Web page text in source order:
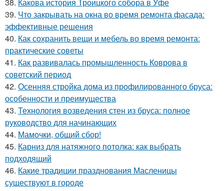
39. Что закрывать на окна во время ремонта фасада:
эффективные решения
40. Как сохранить вещи и мебель во время ремонта:
практические советы
41. Как развивалась промышленность Коврова в
советский период
42. Осенняя стройка дома из профилированного бруса:
особенности и преимущества
43. Технология возведения стен из бруса: полное
руководство для начинающих
44. Мамочки, общий сбор!
45. Карниз для натяжного потолка: как выбрать
подходящий
46. Какие традиции празднования Масленицы
существуют в городе